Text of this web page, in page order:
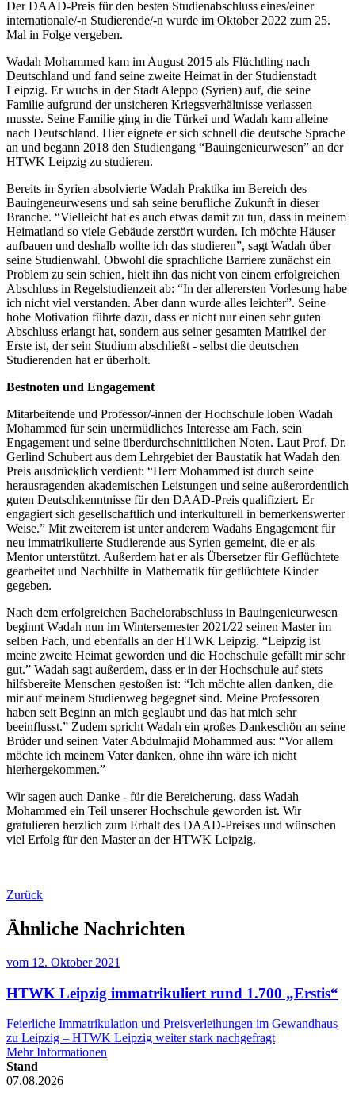
Der DAAD-Preis für den besten Studienabschluss eines/einer
internationale/-n Studierende/-n wurde im Oktober 2022 zum 25.
Mal in Folge vergeben.
Wadah Mohammed kam im August 2015 als Flüchtling nach
Deutschland und fand seine zweite Heimat in der Studienstadt
Leipzig. Er wuchs in der Stadt Aleppo (Syrien) auf, die seine
Familie aufgrund der unsicheren Kriegsverhältnisse verlassen
musste. Seine Familie ging in die Türkei und Wadah kam alleine
nach Deutschland. Hier eignete er sich schnell die deutsche Sprache
an und begann 2018 den Studiengang “Bauingenieurwesen” an der
HTWK Leipzig zu studieren.
Bereits in Syrien absolvierte Wadah Praktika im Bereich des
Bauingeneurwesens und sah seine berufliche Zukunft in dieser
Branche. “Vielleicht hat es auch etwas damit zu tun, dass in meinem
Heimatland so viele Gebäude zerstört wurden. Ich möchte Häuser
aufbauen und deshalb wollte ich das studieren”, sagt Wadah über
seine Studienwahl. Obwohl die sprachliche Barriere zunächst ein
Problem zu sein schien, hielt ihn das nicht von einem erfolgreichen
Abschluss in Regelstudienzeit ab: “In der allerersten Vorlesung habe
ich nicht viel verstanden. Aber dann wurde alles leichter”. Seine
hohe Motivation führte dazu, dass er nicht nur einen sehr guten
Abschluss erlangt hat, sondern aus seiner gesamten Matrikel der
Erste ist, der sein Studium abschließt - selbst die deutschen
Studierenden hat er überholt.
Bestnoten und Engagement
Mitarbeitende und Professor/-innen der Hochschule loben Wadah
Mohammed für sein unermüdliches Interesse am Fach, sein
Engagement und seine überdurchschnittlichen Noten. Laut Prof. Dr.
Gerlind Schubert aus dem Lehrgebiet der Baustatik hat Wadah den
Preis ausdrücklich verdient: “Herr Mohammed ist durch seine
herausragenden akademischen Leistungen und seine außerordentlich
guten Deutschkenntnisse für den DAAD-Preis qualifiziert. Er
engagiert sich gesellschaftlich und interkulturell in bemerkenswerter
Weise.” Mit zweiterem ist unter anderem Wadahs Engagement für
neu immatrikulierte Studierende aus Syrien gemeint, die er als
Mentor unterstützt. Außerdem hat er als Übersetzer für Geflüchtete
gearbeitet und Nachhilfe in Mathematik für geflüchtete Kinder
gegeben.
Nach dem erfolgreichen Bachelorabschluss in Bauingenieurwesen
beginnt Wadah nun im Wintersemester 2021/22 seinen Master im
selben Fach, und ebenfalls an der HTWK Leipzig. “Leipzig ist
meine zweite Heimat geworden und die Hochschule gefällt mir sehr
gut.” Wadah sagt außerdem, dass er in der Hochschule auf stets
hilfsbereite Menschen gestoßen ist: “Ich möchte allen danken, die
mir auf meinem Studienweg begegnet sind. Meine Professoren
haben seit Beginn an mich geglaubt und das hat mich sehr
beeinflusst.” Zudem spricht Wadah ein großes Dankeschön an seine
Brüder und seinen Vater Abdulmajid Mohammed aus: “Vor allem
möchte ich meinem Vater danken, ohne ihn wäre ich nicht
hierhergekommen.”
Wir sagen auch Danke - für die Bereicherung, dass Wadah
Mohammed ein Teil unserer Hochschule geworden ist. Wir
gratulieren herzlich zum Erhalt des DAAD-Preises und wünschen
viel Erfolg für den Master an der HTWK Leipzig.
Zurück
Ähnliche Nachrichten
vom 12. Oktober 2021
HTWK Leipzig immatrikuliert rund 1.700 „Erstis“
Feierliche Immatrikulation und Preisverleihungen im Gewandhaus
zu Leipzig – HTWK Leipzig weiter stark nachgefragt
Mehr Informationen
Stand
07.08.2026